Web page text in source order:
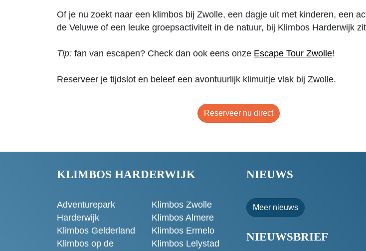
Of je nu zoekt naar een klimbos bij Zwolle, een dagje uit met kinderen, een
de Veluwe of een leuke groepsactiviteit in de natuur, bij Klimbos Harderwijk
Tip: fan van escapen? Check dan ook eens onze Escape Tour Zwolle!
Reserveer je tijdslot en beleef een avontuurlijk klimuitje vlak bij Zwolle.
Reserveer nu direct
KLIMBOS HARDERWIJK
Adventurepark
Harderwijk
Klimbos Gelderland
Klimbos op de
Klimbos Zwolle
Klimbos Almere
Klimbos Ermelo
Klimbos Lelystad
NIEUWS
Meer nieuws
NIEUWSBRIEF